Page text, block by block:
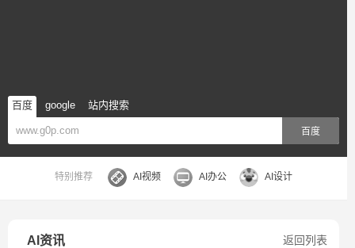
百度 google 站内搜索
百度
特别推荐 AI视频 AI办公 AI设计
返回列表
AI资讯